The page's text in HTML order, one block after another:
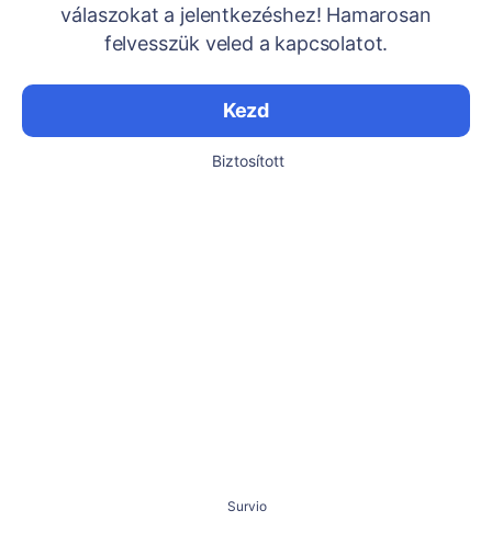
válaszokat a jelentkezéshez! Hamarosan
felvesszük veled a kapcsolatot.
Kezd
Biztosított
Survio